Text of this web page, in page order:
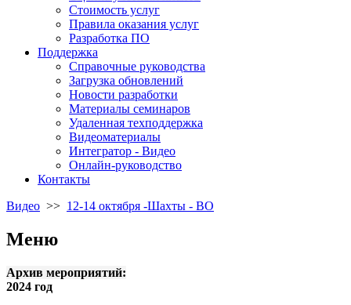
Стоимость услуг
Правила оказания услуг
Разработка ПО
Поддержка
Справочные руководства
Загрузка обновлений
Новости разработки
Материалы семинаров
Удаленная техподдержка
Видеоматериалы
Интегратор - Видео
Онлайн-руководство
Контакты
Видео >> 12-14 октября -Шахты - ВО
Меню
Архив мероприятий:
2024 год